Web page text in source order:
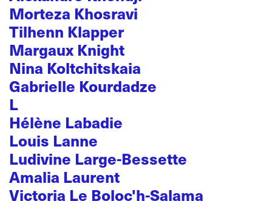
Morteza Khosravi
Tilhenn Klapper
Margaux Knight
Nina Koltchitskaia
Gabrielle Kourdadze
L
Hélène Labadie
Louis Lanne
Ludivine Large-Bessette
Amalia Laurent
Victoria Le Boloc'h-Salama